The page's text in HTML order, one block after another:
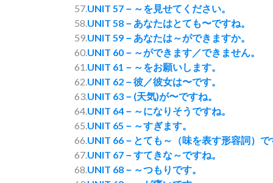
57.UNIT 57－～を見せてください。
58.UNIT 58－あなたはとても〜ですね。
59.UNIT 59－あなたは～ができますか。
60.UNIT 60－～ができます／できません。
61.UNIT 61－～をお願いします。
62.UNIT 62－彼／彼女は〜です。
63.UNIT 63－(天気)が〜ですね。
64.UNIT 64－～になりそうですね。
65.UNIT 65－～すぎます。
66.UNIT 66－とても～（味を表す形容詞）で
67.UNIT 67－すてきな～ですね。
68.UNIT 68－～つもりです。